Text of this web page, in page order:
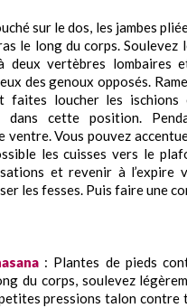
sur le dos, les jambes
le long du corps. Soulevez
deux vertèbres lombaires
des genoux opposés.
faites loucher les ischions
dans cette position.
ventre. Vous pouvez
les cuisses vers le
et revenir à l’expire
les fesses. Puis faire une
: Plantes de pieds
du corps, soulevez
pressions talon contre